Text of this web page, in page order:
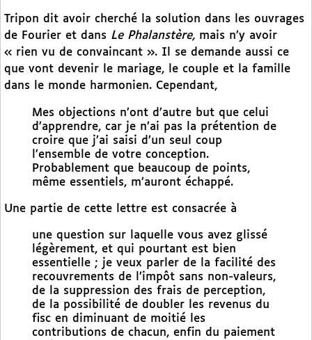
Tripon dit avoir cherché la solution dans les ouvrages
de Fourier et dans Le Phalanstère, mais n’y avoir
« rien vu de convaincant ». Il se demande aussi ce
que vont devenir le mariage, le couple et la famille
dans le monde harmonien. Cependant,
Mes objections n’ont d’autre but que celui
d’apprendre, car je n’ai pas la prétention de
croire que j’ai saisi d’un seul coup
l’ensemble de votre conception.
Probablement que beaucoup de points,
même essentiels, m’auront échappé.
Une partie de cette lettre est consacrée à
une question sur laquelle vous avez glissé
légèrement, et qui pourtant est bien
essentielle ; je veux parler de la facilité des
recouvrements de l’impôt sans non-valeurs,
de la suppression des frais de perception,
de la possibilité de doubler les revenus du
fisc en diminuant de moitié les
contributions de chacun, enfin du paiement